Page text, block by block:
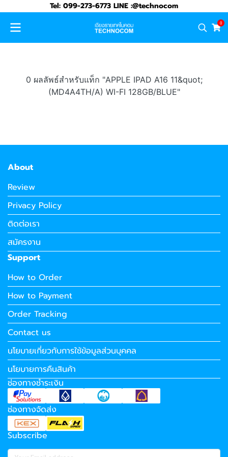
Tel: 099-273-6773 LINE :@technocom
0
0 ผลลัพธ์สำหรับแท็ก "APPLE IPAD A16 11&quot;
(MD4A4TH/A) WI-FI 128GB/BLUE"
About
Review
Privacy Policy
ติดต่อเรา
สมัครงาน
Support
How to Order
How to Payment
Order Tracking
Contact us
นโยบายเกี่ยวกับการใช้ข้อมูลส่วนบุคคล
นโยบายการคืนสินค้า
ช่องทางชำระเงิน
ช่องทางจัดส่ง
Subscribe